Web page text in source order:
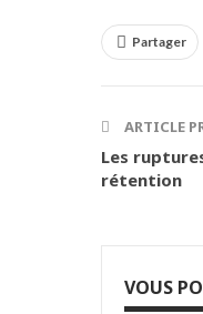
Partager
ARTICLE
Les
rétention
VOUS